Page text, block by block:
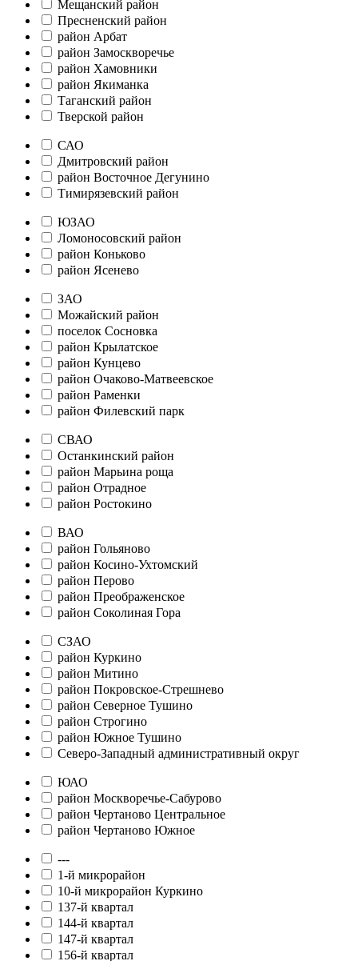
Мещанский район
Пресненский район
район Арбат
район Замоскворечье
район Хамовники
район Якиманка
Таганский район
Тверской район
САО
Дмитровский район
район Восточное Дегунино
Тимирязевский район
ЮЗАО
Ломоносовский район
район Коньково
район Ясенево
ЗАО
Можайский район
поселок Сосновка
район Крылатское
район Кунцево
район Очаково-Матвеевское
район Раменки
район Филевский парк
СВАО
Останкинский район
район Марьина роща
район Отрадное
район Ростокино
ВАО
район Гольяново
район Косино-Ухтомский
район Перово
район Преображенское
район Соколиная Гора
СЗАО
район Куркино
район Митино
район Покровское-Стрешнево
район Северное Тушино
район Строгино
район Южное Тушино
Северо-Западный административный округ
ЮАО
район Москворечье-Сабурово
район Чертаново Центральное
район Чертаново Южное
---
1-й микрорайон
10-й микрорайон Куркино
137-й квартал
144-й квартал
147-й квартал
156-й квартал